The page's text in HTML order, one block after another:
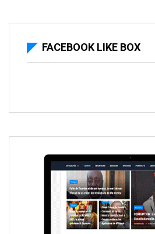
FACEBOOK LIKE BOX